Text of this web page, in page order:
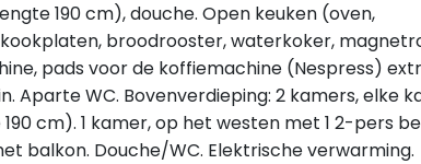
190 cm), douche. Open keuken (oven,
broodrooster, waterkoker,
pads voor de koffiemachine (Nespress)
Aparte WC. Bovenverdieping: 2 kamers, elke
cm). 1 kamer, op het westen met 1 2-pers
balkon. Douche/WC. Elektrische verwarming.